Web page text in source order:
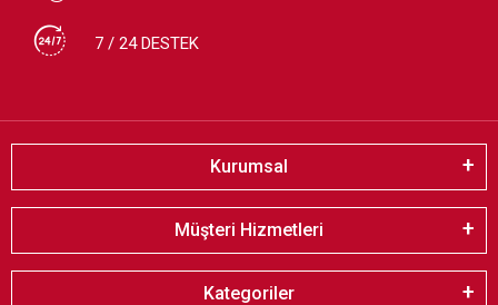
7 / 24 DESTEK
Kurumsal
Müşteri Hizmetleri
Kategoriler